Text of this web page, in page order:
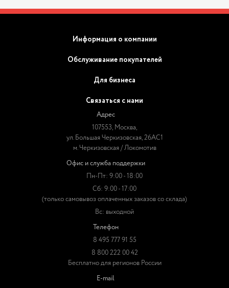
Информация о компании
Обслуживание покупателей
Для бизнеса
Связаться с нами
Адрес
107553, Москва,
ул. Большая Черкизовская, 26АС1
м. Черкизовская / Локомотив
Офис и служба поддержки
Пн-Пт: 9:00 - 18:00
Сб: 9:00 - 17:00
(только самовывоз оплаченных заказов со склада)
Вс: выходной
Телефон
8 495 777 91 55
8 800 222 00 42
Бесплатно для регионов России
E-mail